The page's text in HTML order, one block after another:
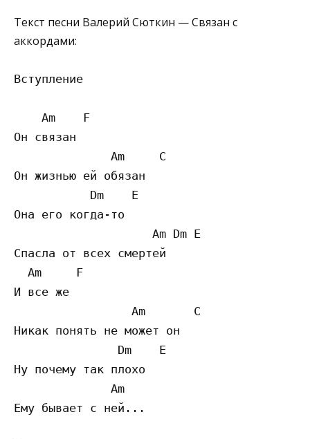
Текст песни Валерий Сюткин — Связан с
аккордами:
Вступление
    Am    F
Он связан
              Am     C
Он жизнью ей обязан
           Dm    E
Она его когда-то
                    Am Dm E
Спасла от всех смертей
  Am     F
И все же
                 Am       C
Никак понять не может он
               Dm    E
Ну почему так плохо
              Am
Ему бывает с ней...